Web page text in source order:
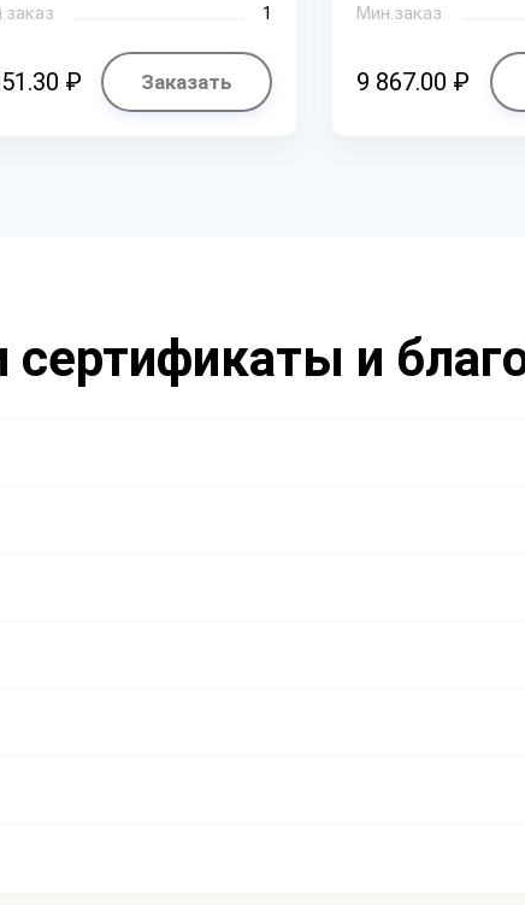
1
₽ Заказать
Мин.заказ
9 867.00 ₽
и